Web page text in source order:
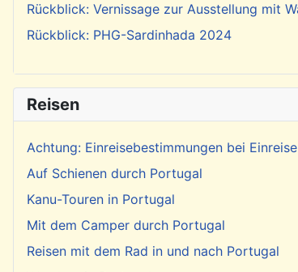
Rückblick: Vernissage zur Ausstellung mit
Rückblick: PHG-Sardinhada 2024
Reisen
Achtung: Einreisebestimmungen bei
Auf Schienen durch Portugal
Kanu-Touren in Portugal
Mit dem Camper durch Portugal
Reisen mit dem Rad in und nach Portugal